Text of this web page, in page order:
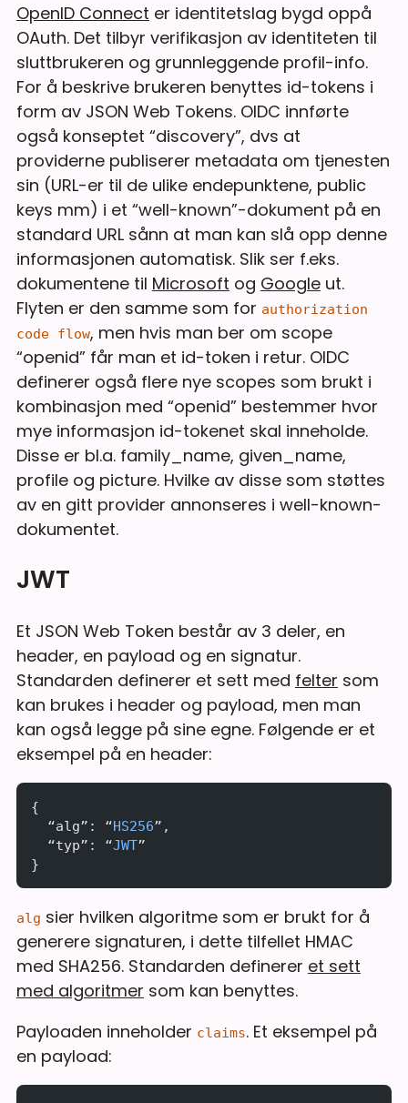
OpenID Connect er identitetslag bygd oppå
OAuth. Det tilbyr verifikasjon av identiteten til
sluttbrukeren og grunnleggende profil-info.
For å beskrive brukeren benyttes id-tokens i
form av JSON Web Tokens. OIDC innførte
også konseptet “discovery”, dvs at
providerne publiserer metadata om tjenesten
sin (URL-er til de ulike endepunktene, public
keys mm) i et “well-known”-dokument på en
standard URL sånn at man kan slå opp denne
informasjonen automatisk. Slik ser f.eks.
dokumentene til Microsoft og Googleut.
Flyten er den samme som for authorization
code flow, men hvis man ber om scope
“openid” får man et id-token i retur. OIDC
definerer også flere nye scopes som brukt i
kombinasjon med “openid” bestemmer hvor
mye informasjon id-tokenet skal inneholde.
Disse er bl.a. family_name, given_name,
profile og picture. Hvilke av disse som støttes
av en gitt provider annonseres i well-known-
dokumentet.
JWT
Et JSON Web Token består av 3 deler, en
header, en payload og en signatur.
Standarden definerer et sett med felter som
kan brukes i header og payload, men man
kan også legge på sine egne. Følgende er et
eksempel på en header:
{
  “alg”: “
HS256”,
  “typ”: “
JWT”
}
alg sier hvilken algoritme som er brukt for å
generere signaturen, i dette tilfellet HMAC
med SHA256. Standarden definerer et sett
med algoritmer som kan benyttes.
Payloaden inneholder claims. Et eksempel på
en payload: